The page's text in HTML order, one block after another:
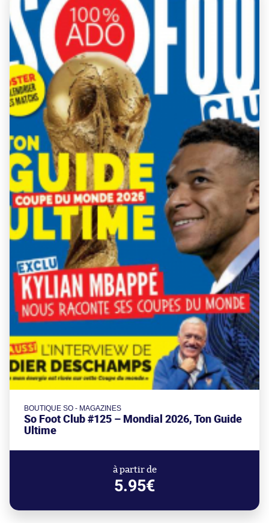
BOUTIQUE SO - MAGAZINES
So Foot Club #125 – Mondial 2026, Ton Guide
Ultime
à partir de
5.95€